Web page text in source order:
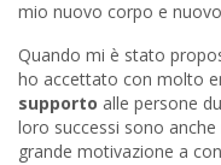
mio nuovo corpo e
Quando mi è stato
ho accettato con molto
supporto alle persone
loro successi sono
grande motivazione a